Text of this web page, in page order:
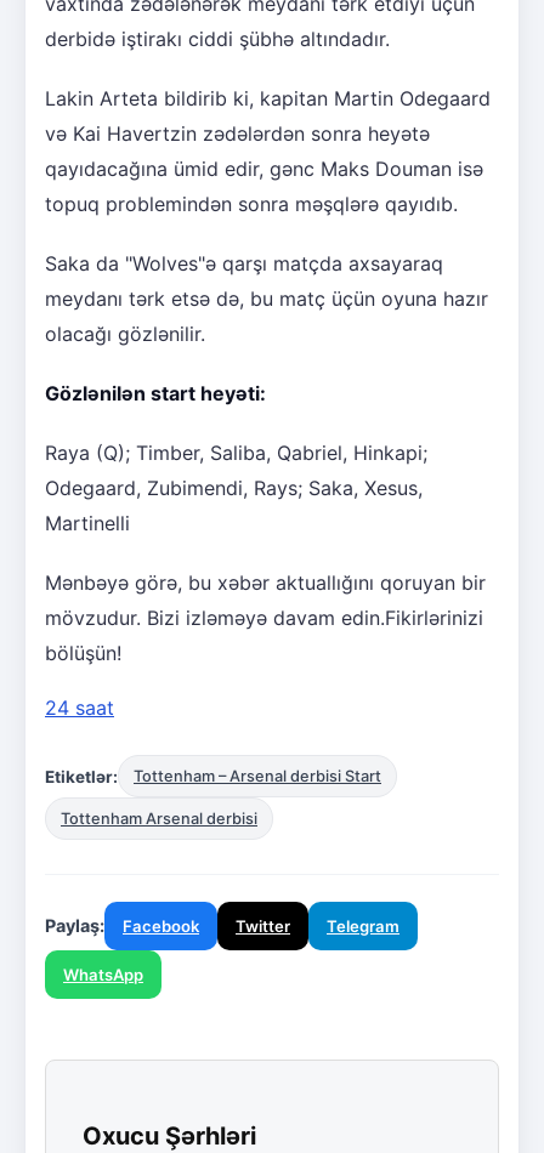
derbidə iştirakı ciddi şübhə altındadır.
Lakin Arteta bildirib ki, kapitan Martin Odegaard
və Kai Havertzin zədələrdən sonra heyətə
qayıdacağına ümid edir, gənc Maks Douman isə
topuq problemindən sonra məşqlərə qayıdıb.
Saka da "Wolves"ə qarşı matçda axsayaraq
meydanı tərk etsə də, bu matç üçün oyuna hazır
olacağı gözlənilir.
Gözlənilən start heyəti:
Raya (Q); Timber, Saliba, Qabriel, Hinkapi;
Odegaard, Zubimendi, Rays; Saka, Xesus,
Martinelli
Mənbəyə görə, bu xəbər aktuallığını qoruyan bir
mövzudur. Bizi izləməyə davam edin.Fikirlərinizi
bölüşün!
24 saat
Etiketlər: Tottenham – Arsenal derbisi Start
Tottenham Arsenal derbisi
Paylaş: Facebook Twitter Telegram
WhatsApp
Oxucu Şərhləri